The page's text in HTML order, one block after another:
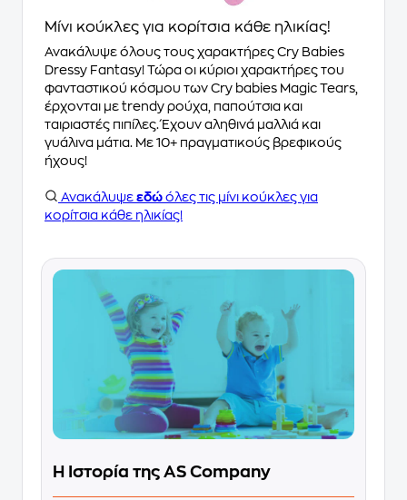
Μίνι κούκλες για κορίτσια κάθε ηλικίας!
Ανακάλυψε όλους τους χαρακτήρες Cry Babies
Dressy Fantasy! Τώρα οι κύριοι χαρακτήρες του
φανταστικού κόσμου των Cry babies Magic Tears,
έρχονται με trendy ρούχα, παπούτσια και
ταιριαστές πιπίλες. Έχουν αληθινά μαλλιά και
γυάλινα μάτια. Με 10+ πραγματικούς βρεφικούς
ήχους!
Ανακάλυψε εδώ όλες τις μίνι κούκλες για
κορίτσια κάθε ηλικίας!
Η Ιστορία της AS Company